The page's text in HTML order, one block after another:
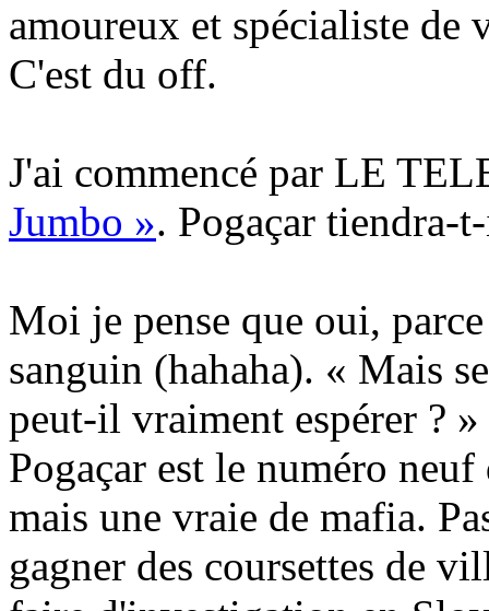
amoureux et spécialiste de
C'est du off.
J'ai commencé par LE
Jumbo ». Pogaçar tiendra-
Moi je pense que oui,
sanguin (hahaha). « Mais
peut-il vraiment espérer ?
Pogaçar est le numéro
mais une vraie de mafia.
gagner des coursettes de